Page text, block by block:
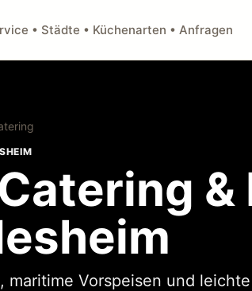
• Städte • Küchenarten • Anfragen
maritime Vorspeisen und